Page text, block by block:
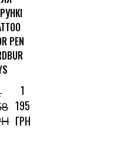
PEN
1
195
ГРН